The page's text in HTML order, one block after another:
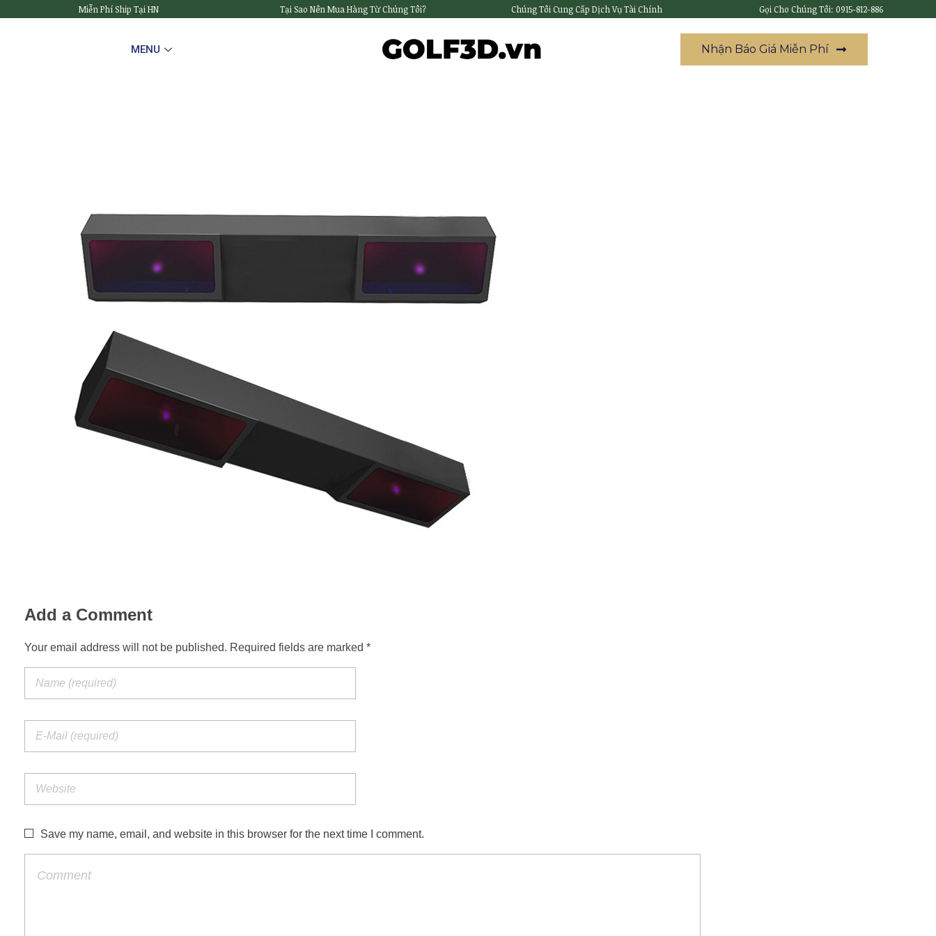
Miễn Phí Ship Tại HN Tại Sao Nên Mua Hàng Từ Chúng Tôi? Chúng Tôi Cung Cấp Dịch Vụ Tài Chính Gọi Cho Chúng Tôi: 0915-812-886
MENU Nhận Báo Giá Miễn Phí
Add a Comment
Your email address will not be published. Required fields are marked *
Save my name, email, and website in this browser for the next time I comment.